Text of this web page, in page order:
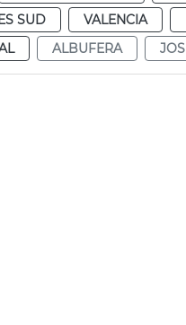
SUD VALENCIA
ALBUFERA